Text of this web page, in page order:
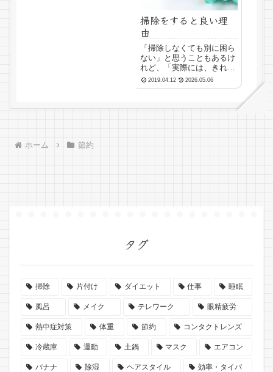
掃除をすると良い理
由
「掃除しなくても別に困ら
ない」と思うこともあるけ
れど、「実際には、きれい
に掃除されている状態が好
き」だという人は多いこと
除してもまたすぐに汚れる
2019.04.12 2026.05.06
ホーム 節約
タグ
掃除 片付け ダイエット 仕事 睡眠
風呂 メイク テレワーク 眼精疲労
熱中症対策 体重 節約 コンタクトレンズ
冷蔵庫 運動 土鍋 マスク エアコン
バナナ 除湿 ヘアスタイル 効率・タイパ